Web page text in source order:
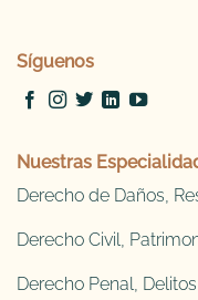
Síguenos
Nuestras
Derecho de Daños,
Derecho Civil,
Derecho Penal,